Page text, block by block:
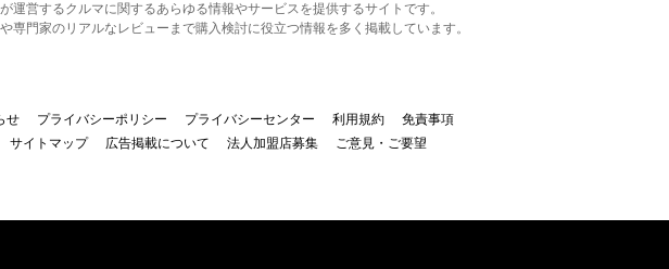
運営するクルマに関するあらゆる情報やサービスを提供するサイトです。
専門家のリアルなレビューまで購入検討に役立つ情報を多く掲載しています。
せ プライバシーポリシー プライバシーセンター 利用規約
免責事項
サイトマップ 広告掲載について 法人加盟店募集
ご意見・ご要望